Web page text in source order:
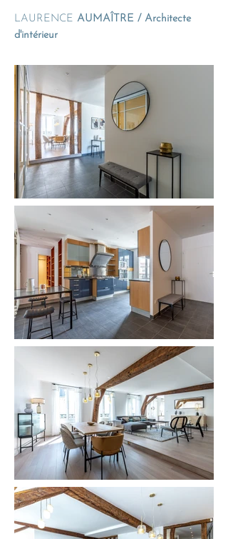
LAURENCE AUMAÎTRE / Architecte
d'intérieur